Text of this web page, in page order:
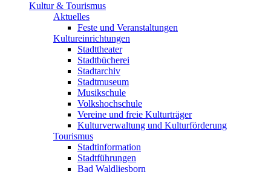
Kultur & Tourismus
Aktuelles
Feste und Veranstaltungen
Kultureinrichtungen
Stadttheater
Stadtbücherei
Stadtarchiv
Stadtmuseum
Musikschule
Volkshochschule
Vereine und freie Kulturträger
Kulturverwaltung und Kulturförderung
Tourismus
Stadtinformation
Stadtführungen
Bad Waldliesborn